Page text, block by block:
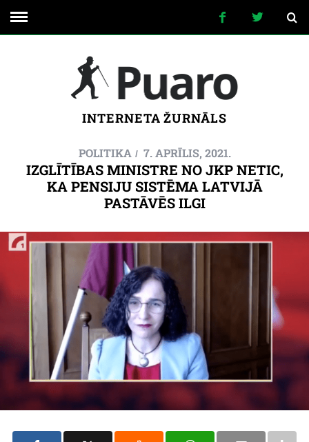
INTERNETA ŽURNĀLS
POLITIKA 7. APRĪLIS, 2021.
IZGLĪTĪBAS MINISTRE NO JKP NETIC,
KA PENSIJU SISTĒMA LATVIJĀ
PASTĀVĒS ILGI